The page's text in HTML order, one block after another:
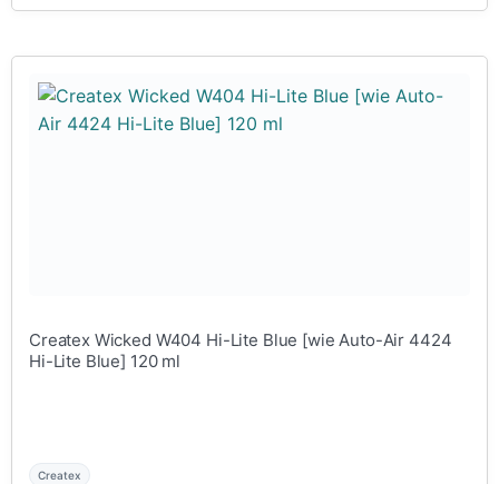
Createx Wicked W404 Hi-Lite Blue [wie Auto-Air 4424
Hi-Lite Blue] 120 ml
Createx